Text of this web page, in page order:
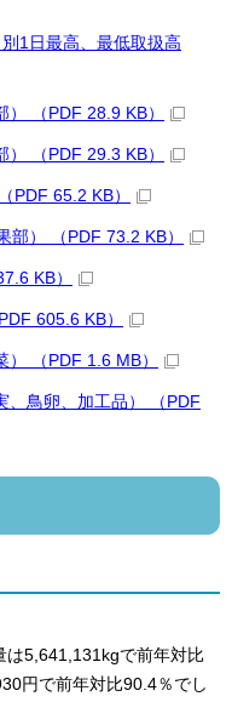
1日最高、最低取扱高
（PDF 28.9 KB）
（PDF 29.3 KB）
PDF 65.2 KB）
） （PDF 73.2 KB）
KB）
605.6 KB）
（PDF 1.6 MB）
、鳥卵、加工品） （PDF
は5,641,131kgで前年対比
円で前年対比90.4％でし